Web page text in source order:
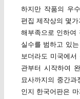
하지만 작품의 우
편집 제작상의 몇
해부족으로 인하여
실수를 범하고 있
보더라도 미국에
관부터 시작하여
묘사까지의 중간과
인지 한국어판은